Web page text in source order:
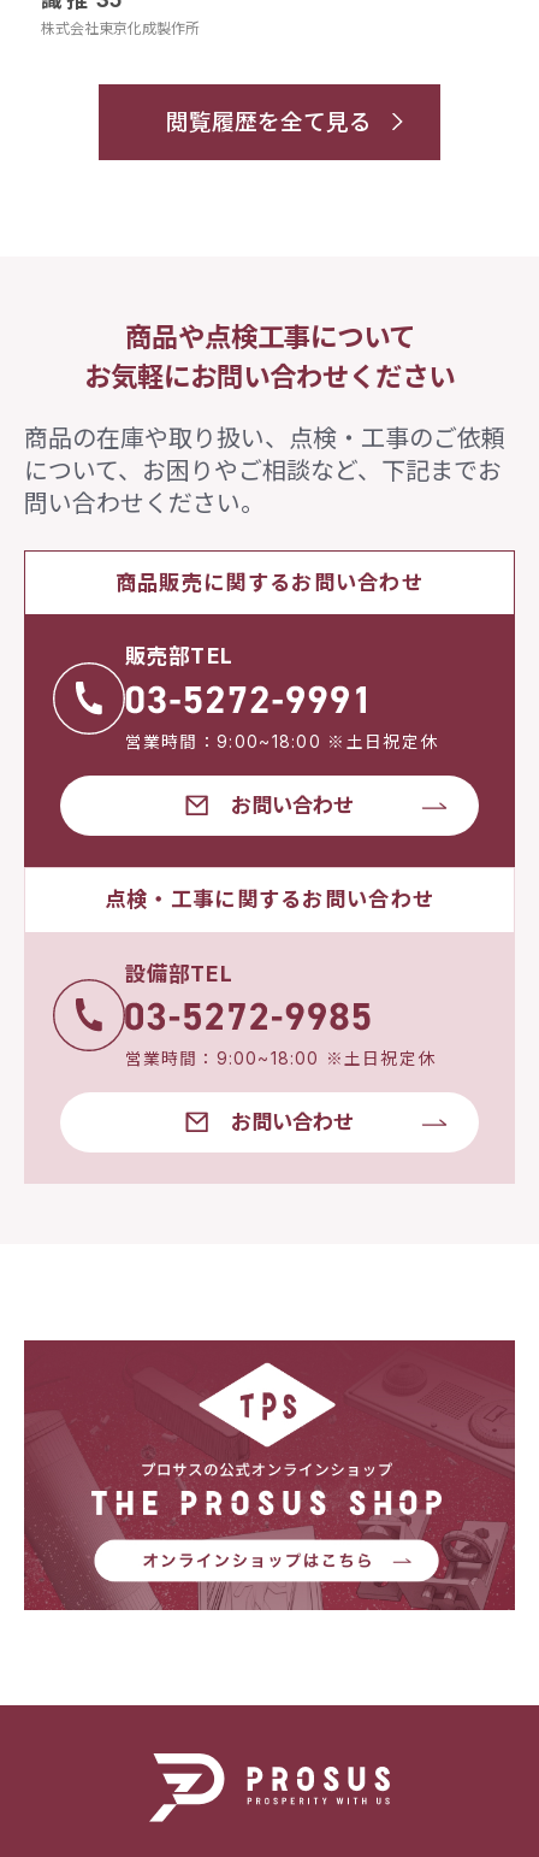
株式会社東京化成製作所
閲覧履歴を全て見る
商品や点検工事について
お気軽にお問い合わせください
商品の在庫や取り扱い、点検・工事のご依頼
について、 お困りやご相談など、下記までお
問い合わせください。
商品販売に関するお問い合わせ
販売部TEL
営業時間：9:00~18:00 ※土日祝定休
お問い合わせ
点検・工事に関するお問い合わせ
設備部TEL
営業時間：9:00~18:00 ※土日祝定休
お問い合わせ